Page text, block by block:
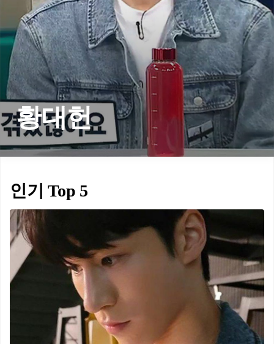
황대헌
인기 Top 5